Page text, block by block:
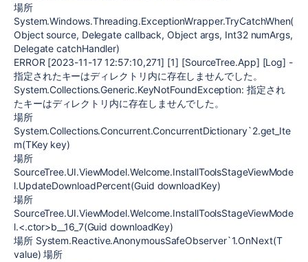
場所
System.Windows.Threading.ExceptionWrapper.TryCatchWhen(
Object source, Delegate callback, Object args, Int32 numArgs,
Delegate catchHandler)
ERROR [2023-11-17 12:57:10,271] [1] [SourceTree.App] [Log] -
指定されたキーはディレクトリ内に存在しませんでした。
System.Collections.Generic.KeyNotFoundException: 指定され
たキーはディレクトリ内に存在しませんでした。
場所
System.Collections.Concurrent.ConcurrentDictionary`2.get_Ite
m(TKey key)
場所
SourceTree.UI.ViewModel.Welcome.InstallToolsStageViewMode
l.UpdateDownloadPercent(Guid downloadKey)
場所
SourceTree.UI.ViewModel.Welcome.InstallToolsStageViewMode
l.<.ctor>b__16_7(Guid downloadKey)
場所 System.Reactive.AnonymousSafeObserver`1.OnNext(T
value) 場所